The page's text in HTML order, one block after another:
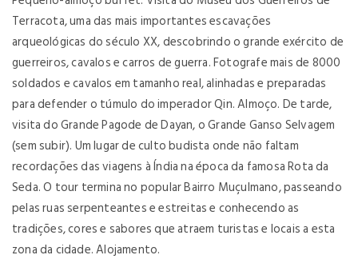
Terracota, uma das mais importantes escavações
arqueológicas do século XX, descobrindo o grande exército de
guerreiros, cavalos e carros de guerra. Fotografe mais de 8000
soldados e cavalos em tamanho real, alinhadas e preparadas
para defender o túmulo do imperador Qin. Almoço. De tarde,
visita do Grande Pagode de Dayan, o Grande Ganso Selvagem
(sem subir). Um lugar de culto budista onde não faltam
recordações das viagens à Índia na época da famosa Rota da
Seda. O tour termina no popular Bairro Muçulmano, passeando
pelas ruas serpenteantes e estreitas e conhecendo as
tradições, cores e sabores que atraem turistas e locais a esta
zona da cidade. Alojamento.